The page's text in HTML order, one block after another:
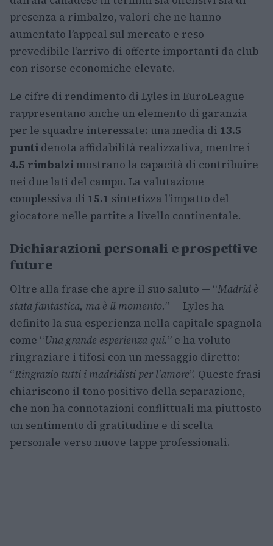
presenza a rimbalzo, valori che ne hanno
aumentato l’appeal sul mercato e reso
prevedibile l’arrivo di offerte importanti da club
con risorse economiche elevate.
Le cifre di rendimento di Lyles in EuroLeague
rappresentano anche un elemento di garanzia
per le squadre interessate: una media di 13.5
punti denota affidabilità realizzativa, mentre i
4.5 rimbalzi mostrano la capacità di contribuire
nei due lati del campo. La valutazione
complessiva di 15.1 sintetizza l’impatto del
giocatore nelle partite a livello continentale.
Dichiarazioni personali e prospettive
future
Oltre alla frase che apre il suo saluto — “Madrid è
stata fantastica, ma è il momento.” — Lyles ha
definito la sua esperienza nella capitale spagnola
come “Una grande esperienza qui.” e ha voluto
ringraziare i tifosi con un messaggio diretto:
“Ringrazio tutti i madridisti per l’amore”. Queste frasi
chiariscono il tono positivo della separazione,
che non ha connotazioni conflittuali ma piuttosto
un sentimento di gratitudine e di scelta
personale verso nuove tappe professionali.